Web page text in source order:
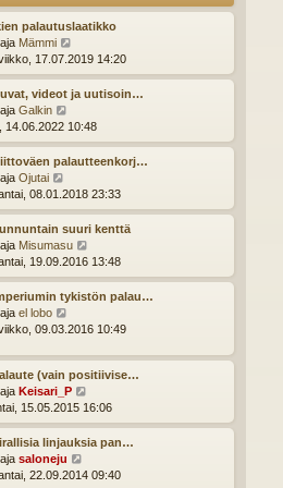
s
t
i
u
s
i
n
v
i
e
s
t
i
palautuslaatikko
Mämmi
ä
y
t
u
u
n
e
s
t
i
17.07.2019 14:20
videot ja uutisoin…
Galkin
ä
y
t
u
u
n
e
t
i
14.06.2022 10:48
palautteenkorj…
Ojutai
ä
y
t
ä
u
u
s
i
n
i
e
s
t
i
08.01.2018 23:33
suuri kenttä
Misumasu
ä
y
t
u
s
i
v
i
e
t
19.09.2016 13:48
tykistön palau…
el lobo
ä
t
ä
u
u
s
i
n
v
09.03.2016 10:49
(vain positiivise…
Keisari_P
ä
y
t
u
15.05.2015 16:06
linjauksia pan…
saloneju
ä
22.09.2014 09:40